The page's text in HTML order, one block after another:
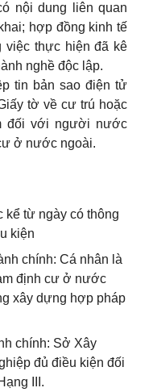
nội dung liên quan
hợp đồng kinh tế
việc thực hiện đã kê
nghề độc lập.
tin bản sao điện tử
tờ về cư trú hoặc
đối với người nước
ở nước ngoài.
kể từ ngày có thông
kiện
chính: Cá nhân là
định cư ở nước
xây dựng hợp pháp
chính: Sở Xây
đủ điều kiện đối
III.